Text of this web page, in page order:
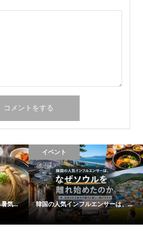
気...
イベント
韓国の人気インフルエンサーは、...